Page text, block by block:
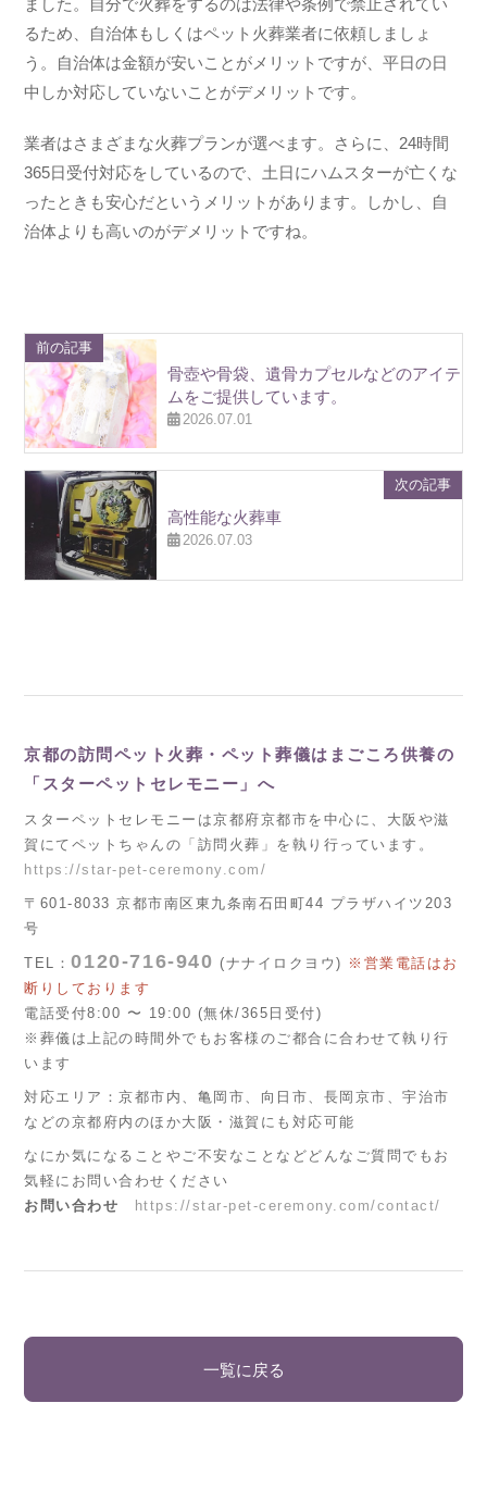
ました。自分で火葬をするのは法律や条例で禁止されてい
るため、自治体もしくはペット火葬業者に依頼しましょ
う。自治体は金額が安いことがメリットですが、平日の日
中しか対応していないことがデメリットです。
業者はさまざまな火葬プランが選べます。さらに、24時間
365日受付対応をしているので、土日にハムスターが亡くな
ったときも安心だというメリットがあります。しかし、自
治体よりも高いのがデメリットですね。
前の記事
骨壺や骨袋、遺骨カプセルなどのアイテ
ムをご提供しています。
2026.07.01
次の記事
高性能な火葬車
2026.07.03
京都の訪問ペット火葬・ペット葬儀はまごころ供養の
「スターペットセレモニー」へ
スターペットセレモニーは京都府京都市を中心に、大阪や滋
賀にてペットちゃんの「訪問火葬」を執り行っています。
https://star-pet-ceremony.com/
〒601-8033 京都市南区東九条南石田町44 プラザハイツ203
号
TEL：0120-716-940 (ナナイロクヨウ) ※営業電話はお
断りしております
電話受付8:00 〜 19:00 (無休/365日受付)
※葬儀は上記の時間外でもお客様のご都合に合わせて執り行
います
対応エリア：京都市内、亀岡市、向日市、長岡京市、宇治市
などの京都府内のほか大阪・滋賀にも対応可能
なにか気になることやご不安なことなどどんなご質問でもお
気軽にお問い合わせください
お問い合わせ
https://star-pet-ceremony.com/contact/
一覧に戻る